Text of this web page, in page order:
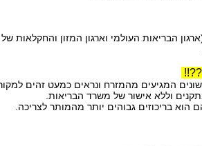
שונים המגיעים מהמזרח ונראים כמעט זהים
וללא אישור של משרד הבריאות.
גבוהים יותר מהמותר לצריכה.